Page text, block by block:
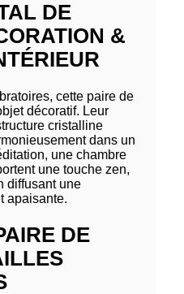
DE
&
cette paire de
décoratif. Leur
cristalline
dans un
une chambre
une touche zen,
diffusant une
apaisante.
DE